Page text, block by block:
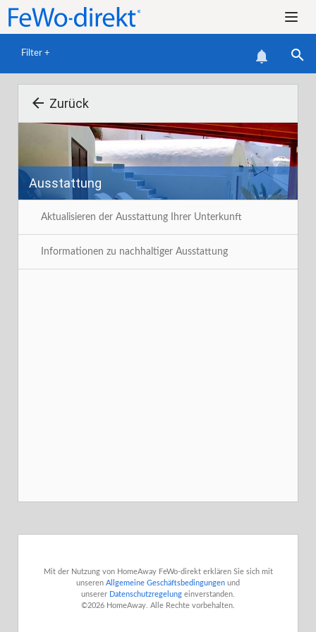
Filter +  
 Zurück
Ausstattung
Aktualisieren der Ausstattung Ihrer Unterkunft
Informationen zu nachhaltiger Ausstattung
Mit der Nutzung von HomeAway FeWo-direkt erklären Sie sich mit
unseren Allgemeine Geschäftsbedingungen und
unserer Datenschutzregelung einverstanden.
©2026 HomeAway. Alle Rechte vorbehalten.